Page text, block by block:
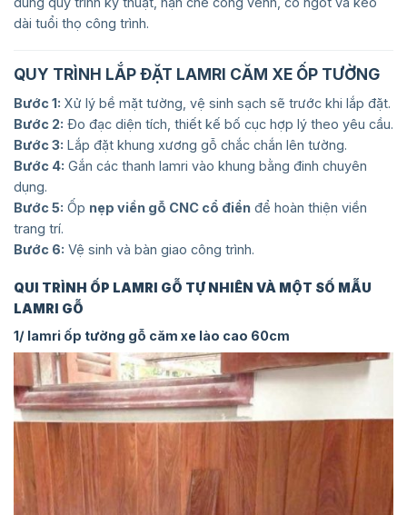
dài tuổi thọ công trình.
QUY TRÌNH LẮP ĐẶT LAMRI CĂM XE ỐP TƯỜNG
Bước 1: Xử lý bề mặt tường, vệ sinh sạch sẽ trước khi lắp đặt.
Bước 2: Đo đạc diện tích, thiết kế bố cục hợp lý theo yêu cầu.
Bước 3: Lắp đặt khung xương gỗ chắc chắn lên tường.
Bước 4: Gắn các thanh lamri vào khung bằng đinh chuyên
dụng.
Bước 5: Ốp nẹp viền gỗ CNC cổ điển để hoàn thiện viền
trang trí.
Bước 6: Vệ sinh và bàn giao công trình.
QUI TRÌNH ỐP LAMRI GỖ TỰ NHIÊN VÀ MỘT SỐ MẪU
LAMRI GỖ
1/ lamri ốp tường gỗ căm xe lào cao 60cm